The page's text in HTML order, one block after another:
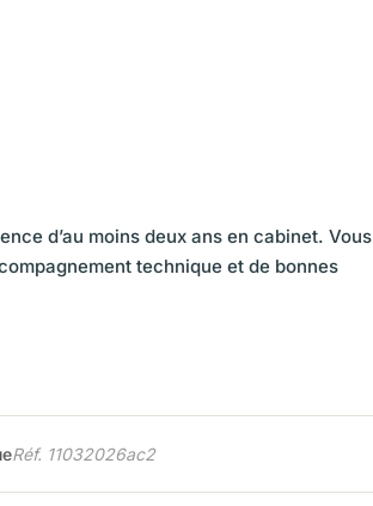
d’au moins deux ans en cabinet. Vous
technique et de bonnes
Réf. 11032026ac2